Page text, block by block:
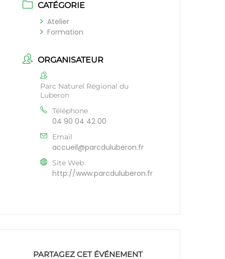
CATÉGORIE
Atelier
Formation
ORGANISATEUR
Parc Naturel Régional du
Luberon
Téléphone
04 90 04 42 00
Email
accueil@parcduluberon.fr
Site Web
http://www.parcduluberon.fr
PARTAGEZ CET ÉVÉNEMENT